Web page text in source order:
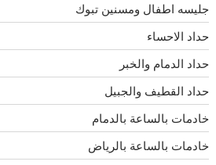
جليسه اطفال ومسنين تبوك
حداد الاحساء
حداد الدمام والخبر
حداد القطيف والجبيل
خادمات بالساعة بالدمام
خادمات بالساعة بالرياض